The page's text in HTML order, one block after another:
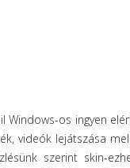
Windows-os ingyen
videók lejátszása
szerint skin-